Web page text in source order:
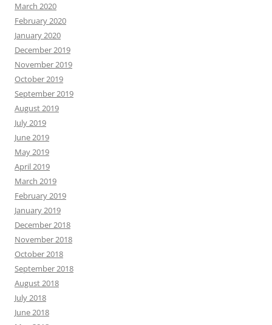
March 2020
February 2020
January 2020
December 2019
November 2019
October 2019
September 2019
August 2019
July 2019
June 2019
May 2019
April 2019
March 2019
February 2019
January 2019
December 2018
November 2018
October 2018
September 2018
August 2018
July 2018
June 2018